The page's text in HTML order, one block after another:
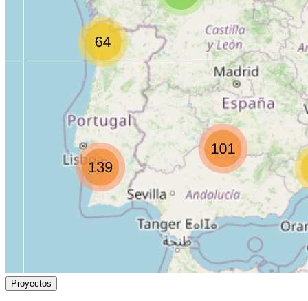
Proyectos